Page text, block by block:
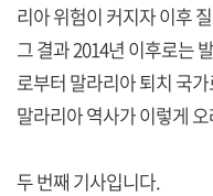
리아 위험이 커지자 이후
그 결과 2014년 이후로는
로부터 말라리아 퇴치 국
말라리아 역사가 이렇게
두 번째 기사입니다.